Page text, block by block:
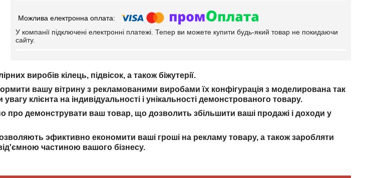
У компанії підключені електронні платежі. Тепер ви можете купити будь-який товар не покидаючи
сайту.
виробів кілець, підвісок, а також біжутерії.
вашу вітрину з рекламованими виробами їх конфігурація з моделирована так
клієнта на індивідуальності і унікальності демонстрованого товару.
про демонструвати ваш товар, що дозволить збільшити ваші продажі і доходи у
эфиктивно економити ваші гроші на рекламу товару, а також заробляти
частиною вашого бізнесу.